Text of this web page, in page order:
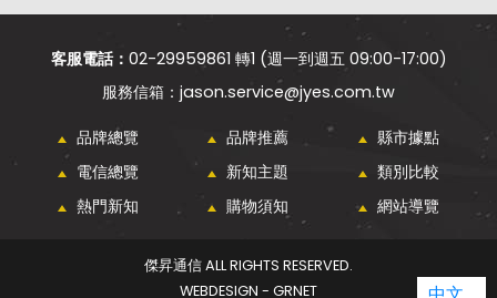
客服電話： 02-29959861 轉1 (週一到週五 09:00-17:00)
jason.service@jyes.com.tw
品牌總覽 品牌推薦
縣市據點
電信總覽
新知主題
類別比較
熱門新知
購物須知 網站導覽
傑昇通信 ALL RIGHTS RESERVED.
WEBDESIGN - GRNET